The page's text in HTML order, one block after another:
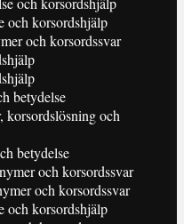
och korsordshjälp
och korsordssvar
betydelse
och
betydelse
och korsordssvar
och korsordssvar
och korsordshjälp